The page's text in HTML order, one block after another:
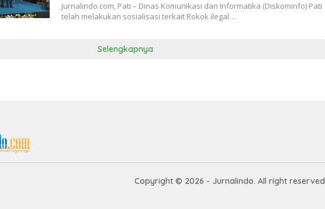
Jurnalindo.com, Pati – Dinas Komunikasi dan Informatika (Diskominfo) Pati
telah melakukan sosialisasi terkait Rokok ilegal…
Selengkapnya
Copyright © 2026 - Jurnalindo. All right reserved